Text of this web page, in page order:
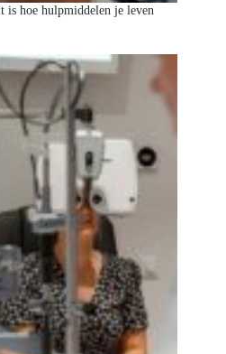
hoe hulpmiddelen je leven